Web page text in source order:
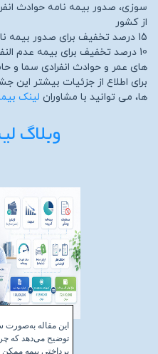
سوزی، صدور بیمه نامه حوادث
از کشور
15 درصد تخفیف برای صدور بیمه نامه بدنه با شرایط پرداخت نقدی
10 درصد تخفیف برای بیمه عدم
های عمر و حوادث انفرادی سما و
برای اطلاع از جزئیات بیشتر این
ها، می توانید با مشاوران لینک
وبلاگ
این مقاله به‌صورت
توضیح می‌دهد که
پرداختی بیمه ممکن